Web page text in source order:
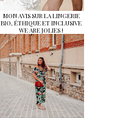
MON AVIS SUR LA LINGERIE
BIO, ÉTHIQUE ET INCLUSIVE
WE ARE JOLIES !